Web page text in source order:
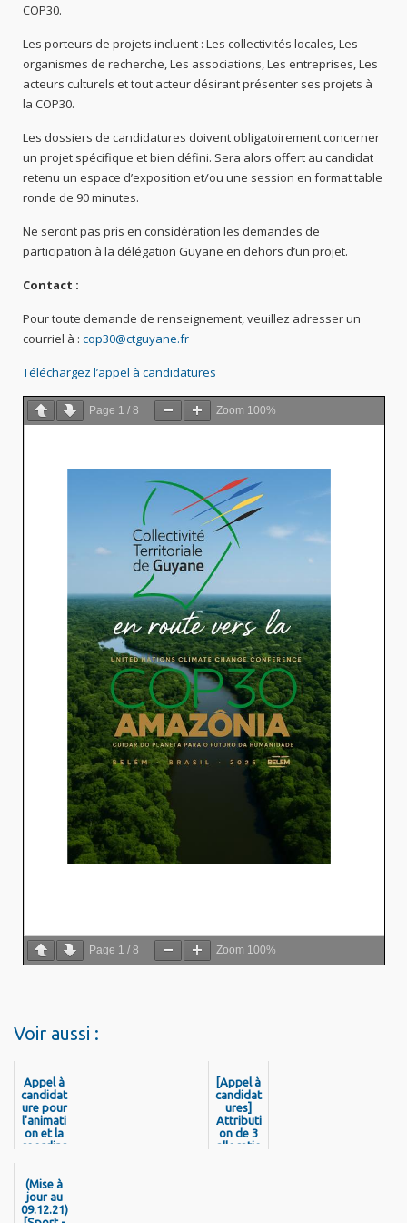
COP30.
Les porteurs de projets incluent : Les collectivités locales, Les
organismes de recherche, Les associations, Les entreprises, Les
acteurs culturels et tout acteur désirant présenter ses projets à
la COP30.
Les dossiers de candidatures doivent obligatoirement concerner
un projet spécifique et bien défini. Sera alors offert au candidat
retenu un espace d’exposition et/ou une session en format table
ronde de 90 minutes.
Ne seront pas pris en considération les demandes de
participation à la délégation Guyane en dehors d’un projet.
Contact :
Pour toute demande de renseignement, veuillez adresser un
courriel à : cop30@ctguyane.fr
Téléchargez l’appel à candidatures
Page 1 /8 Zoom 100%
Page 1 /8 Zoom 100%
Voir aussi :
Appel à
candidat
ure pour
l'animati
on et la
coordina
Territori
al de la
Citoyenn
[Appel à
candidat
ures]
Attributi
on de 3
allocatio
(Mise à
jour au
09.12.21)